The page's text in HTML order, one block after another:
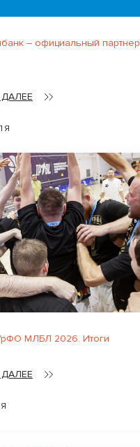
– официальный партнер
МЛБЛ 2026. Итоги